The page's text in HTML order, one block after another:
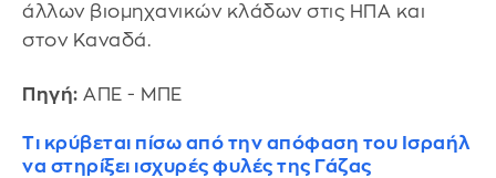
άλλων βιομηχανικών κλάδων στις ΗΠΑ και
στον Καναδά.
Πηγή: ΑΠΕ - ΜΠΕ
Τι κρύβεται πίσω από την απόφαση του Ισραήλ
να στηρίξει ισχυρές φυλές της Γάζας